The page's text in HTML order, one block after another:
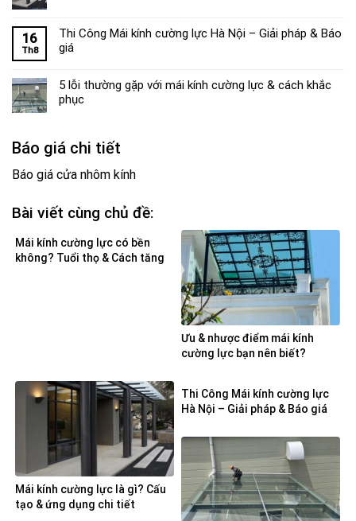
16
Th8
Thi Công Mái kính cường lực Hà Nội – Giải pháp & Báo
giá
5 lỗi thường gặp với mái kính cường lực & cách khắc
phục
Báo giá chi tiết
Báo giá cửa nhôm kính
Bài viết cùng chủ đề:
Mái kính cường lực có bền
không? Tuổi thọ & Cách tăng
Ưu & nhược điểm mái kính
cường lực bạn nên biết?
Mái kính cường lực là gì? Cấu
tạo & ứng dụng chi tiết
Thi Công Mái kính cường lực
Hà Nội – Giải pháp & Báo giá